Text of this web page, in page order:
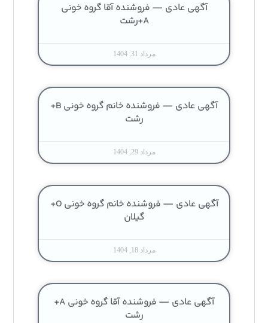
آگهی عادی — فروشنده آقا گروه خونی
A+رشت
مرداد 31, 1404
آگهی عادی — فروشنده خانم گروه خونی B+
رشت
مرداد 29, 1404
آگهی عادی — فروشنده خانم گروه خونی O+
گیلان
مرداد 18, 1404
آگهی عادی — فروشنده آقا گروه خونی A+
رشت